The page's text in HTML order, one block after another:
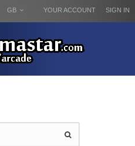
SIGN IN
YOUR ACCOUNT
GB